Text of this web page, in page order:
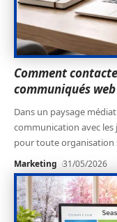
Comment
communiqués web
Dans un paysage
communication avec
pour toute organisation
Marketing 31/05/2026